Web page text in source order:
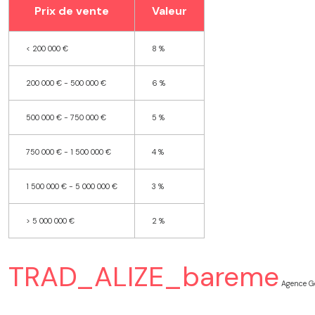
Prix de vente Valeur
< 200 000 € 8 %
200 000 € - 500 000 € 6 %
500 000 € - 750 000 € 5 %
750 000 € - 1 500 000 € 4 %
1 500 000 € - 5 000 000 € 3 %
> 5 000 000 € 2 %
TRAD_ALIZE_bareme Agence